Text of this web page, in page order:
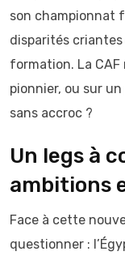
son championnat
disparités
formation. La
pionnier, ou sur
sans accroc ?
Un legs à
ambitions
Face à cette
questionner :